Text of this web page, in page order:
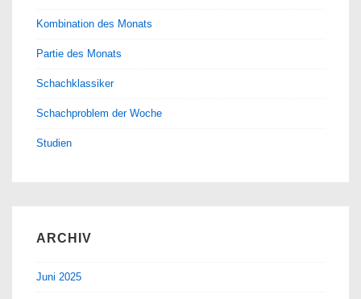
Kombination des Monats
Partie des Monats
Schachklassiker
Schachproblem der Woche
Studien
ARCHIV
Juni 2025